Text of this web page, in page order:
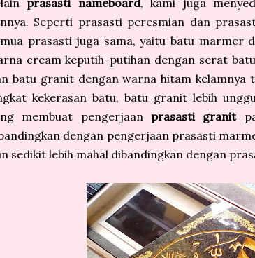
Seperti prasasti peresmian dan
prasasti juga sama, yaitu batu marmer
cream keputih-putihan dengan serat
batu granit dengan warna hitam kelamnya
kekerasan batu, batu granit lebih
membuat pengerjaan prasasti granit
dengan pengerjaan prasasti
sedikit lebih mahal dibandingkan dengan